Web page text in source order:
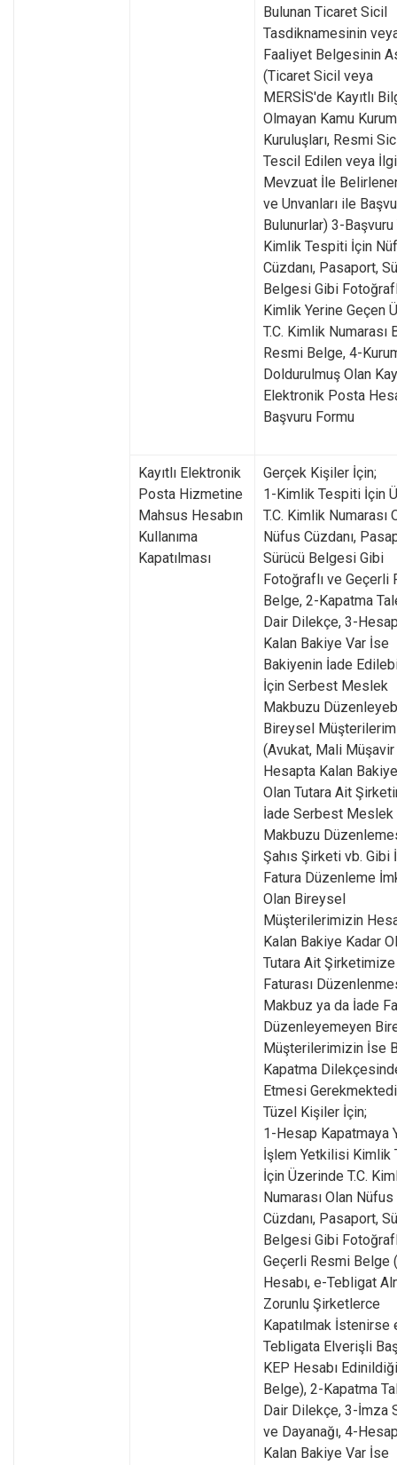
Bulunan Ticaret Sicil
Tasdiknamesinin
Faaliyet Belgesinin
(Ticaret Sicil veya
MERSİS'de Kayıtlı
Olmayan Kamu
Kuruluşları, Resmi
Tescil Edilen veya
Mevzuat İle
ve Unvanları ile
Bulunurlar) 3-Başvuru
Kimlik Tespiti İçin
Cüzdanı, Pasaport,
Belgesi Gibi
Kimlik Yerine Geçen
T.C. Kimlik Numarası
Resmi Belge, 4-
Doldurulmuş Olan
Elektronik Posta
Başvuru Formu
Kayıtlı Elektronik
Posta Hizmetine
Mahsus Hesabın
Kullanıma
Kapatılması
Gerçek Kişiler İçin;
1-Kimlik Tespiti İçin
T.C. Kimlik Numarası
Nüfus Cüzdanı,
Sürücü Belgesi Gibi
Fotoğraflı ve Geçerli
Belge, 2-Kapatma
Dair Dilekçe, 3-
Kalan Bakiye Var İse
Bakiyenin İade
İçin Serbest Meslek
Makbuzu
Bireysel
(Avukat, Mali Müşavir
Hesapta Kalan
Olan Tutara Ait
İade Serbest Meslek
Makbuzu
Şahıs Şirketi vb. Gibi
Fatura Düzenleme
Olan Bireysel
Müşterilerimizin
Kalan Bakiye Kadar
Tutara Ait
Faturası
Makbuz ya da İade
Düzenleyemeyen
Müşterilerimizin İse
Kapatma
Etmesi
Tüzel Kişiler İçin;
1-Hesap Kapatmaya
İşlem Yetkilisi Kimlik
İçin Üzerinde T.C.
Numarası Olan Nüfus
Cüzdanı, Pasaport,
Belgesi Gibi
Geçerli Resmi Belge
Hesabı, e-Tebligat
Zorunlu Şirketlerce
Kapatılmak İstenirse
Tebligata Elverişli
KEP Hesabı
Belge), 2-Kapatma
Dair Dilekçe, 3-İmza
ve Dayanağı, 4-
Kalan Bakiye Var İse